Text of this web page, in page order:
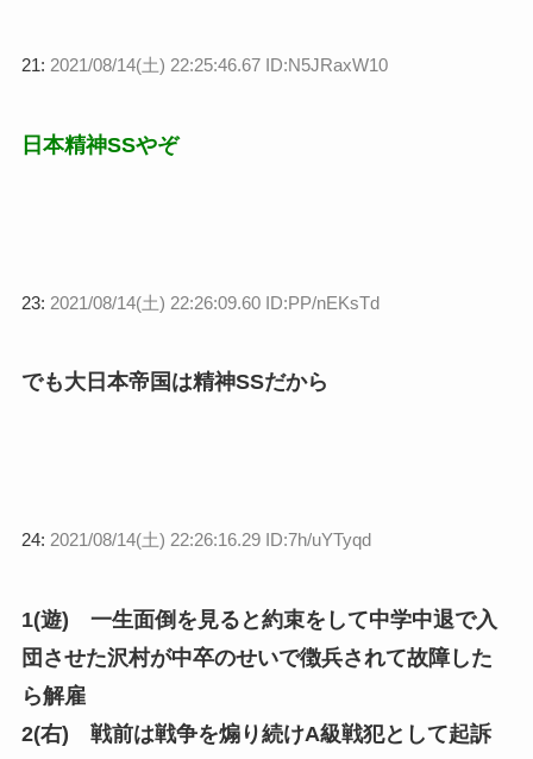
21: 2021/08/14(土) 22:25:46.67 ID:N5JRaxW10
日本精神SSやぞ
23: 2021/08/14(土) 22:26:09.60 ID:PP/nEKsTd
でも大日本帝国は精神SSだから
24: 2021/08/14(土) 22:26:16.29 ID:7h/uYTyqd
1(遊) 一生面倒を見ると約束をして中学中退で入
団させた沢村が中卒のせいで徴兵されて故障した
ら解雇
2(右) 戦前は戦争を煽り続けA級戦犯として起訴